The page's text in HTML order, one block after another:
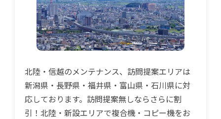
北陸・信越のメンテナンス、訪問提案エリアは
新潟県・長野県・福井県・富山県・石川県に対
応しております。訪問提案無しならさらに割
引！北陸・新設エリアで複合機・コピー機をお